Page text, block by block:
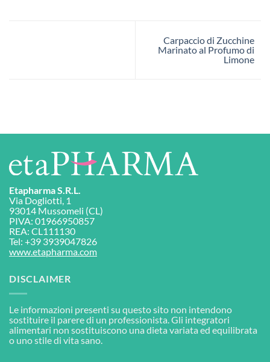
Carpaccio di Zucchine
Marinato al Profumo di
Limone
Etapharma S.R.L.
Via Dogliotti, 1
93014 Mussomeli (CL)
PIVA: 01966950857
REA: CL111130
Tel: +39 3939047826
www.etapharma.com
DISCLAIMER
Le informazioni presenti su questo sito non intendono
sostituire il parere di un professionista. Gli integratori
alimentari non sostituiscono una dieta variata ed equilibrata
o uno stile di vita sano.